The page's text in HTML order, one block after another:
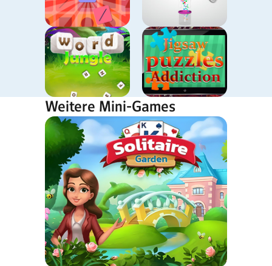
Weitere Mini-Games